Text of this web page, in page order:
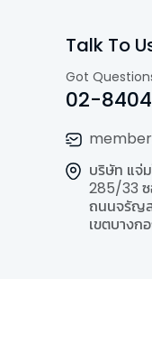
Talk To
Got
02-
บริษัท แจ่
285/33
ถนนจรัญ
เขตบางก